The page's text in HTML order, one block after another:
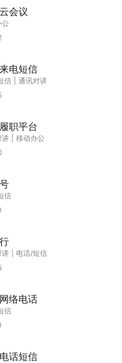
会议
电短信
信
通讯对讲
职平台
讲
移动办公
信
讲
电话/短信
络电话
信
话短信